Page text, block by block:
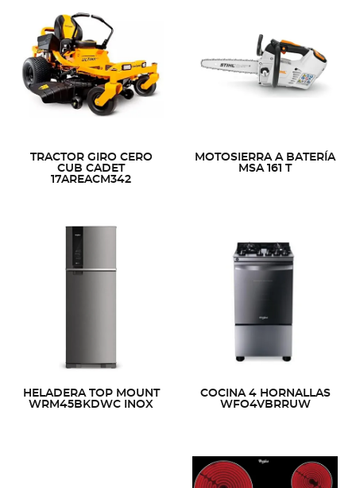
TRACTOR GIRO CERO
CUB CADET
17AREACM342
MOTOSIERRA A BATERÍA
MSA 161 T
HELADERA TOP MOUNT
WRM45BKDWC INOX
COCINA 4 HORNALLAS
WFO4VBRRUW